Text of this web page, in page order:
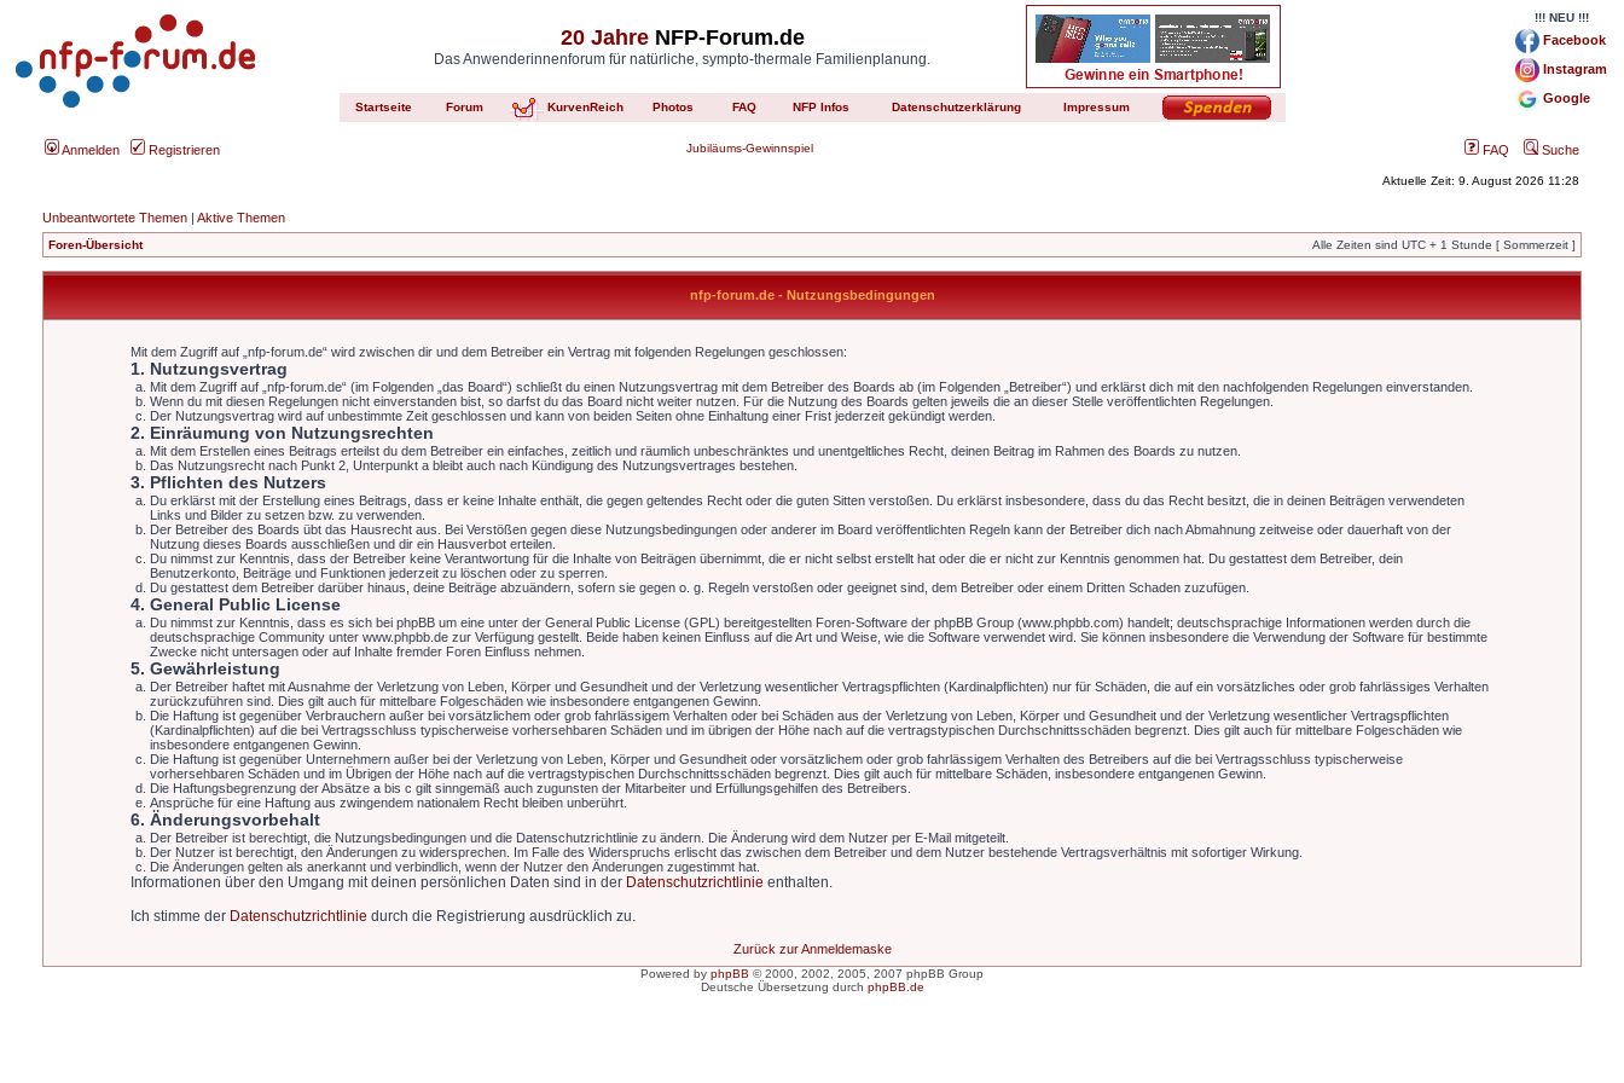
20 JahreNFP-Forum.de
Das Anwenderinnenforum für natürliche, sympto-thermale Familienplanung.
Startseite Forum KurvenReich Photos FAQ NFP Infos Datenschutzerklärung Impressum
!!! NEU !!!
Facebook
Instagram
Google
Anmelden Registrieren Jubiläums-Gewinnspiel FAQ Suche
Aktuelle Zeit: 9. August 2026 11:28
Unbeantwortete Themen | Aktive Themen
Foren-Übersicht Alle Zeiten sind UTC + 1 Stunde [ Sommerzeit ]
nfp-forum.de - Nutzungsbedingungen
Mit dem Zugriff auf „nfp-forum.de“ wird zwischen dir und dem Betreiber ein Vertrag mit folgenden Regelungen geschlossen:
1. Nutzungsvertrag
Mit dem Zugriff auf „nfp-forum.de“ (im Folgenden „das Board“) schließt du einen Nutzungsvertrag mit dem Betreiber des Boards ab (im Folgenden „Betreiber“) und erklärst dich mit den nachfolgenden Regelungen einverstanden.
Wenn du mit diesen Regelungen nicht einverstanden bist, so darfst du das Board nicht weiter nutzen. Für die Nutzung des Boards gelten jeweils die an dieser Stelle veröffentlichten Regelungen.
Der Nutzungsvertrag wird auf unbestimmte Zeit geschlossen und kann von beiden Seiten ohne Einhaltung einer Frist jederzeit gekündigt werden.
2. Einräumung von Nutzungsrechten
Mit dem Erstellen eines Beitrags erteilst du dem Betreiber ein einfaches, zeitlich und räumlich unbeschränktes und unentgeltliches Recht, deinen Beitrag im Rahmen des Boards zu nutzen.
Das Nutzungsrecht nach Punkt 2, Unterpunkt a bleibt auch nach Kündigung des Nutzungsvertrages bestehen.
3. Pflichten des Nutzers
Du erklärst mit der Erstellung eines Beitrags, dass er keine Inhalte enthält, die gegen geltendes Recht oder die guten Sitten verstoßen. Du erklärst insbesondere, dass du das Recht besitzt, die in deinen Beiträgen verwendeten
Links und Bilder zu setzen bzw. zu verwenden.
Der Betreiber des Boards übt das Hausrecht aus. Bei Verstößen gegen diese Nutzungsbedingungen oder anderer im Board veröffentlichten Regeln kann der Betreiber dich nach Abmahnung zeitweise oder dauerhaft von der
Nutzung dieses Boards ausschließen und dir ein Hausverbot erteilen.
Du nimmst zur Kenntnis, dass der Betreiber keine Verantwortung für die Inhalte von Beiträgen übernimmt, die er nicht selbst erstellt hat oder die er nicht zur Kenntnis genommen hat. Du gestattest dem Betreiber, dein
Benutzerkonto, Beiträge und Funktionen jederzeit zu löschen oder zu sperren.
Du gestattest dem Betreiber darüber hinaus, deine Beiträge abzuändern, sofern sie gegen o. g. Regeln verstoßen oder geeignet sind, dem Betreiber oder einem Dritten Schaden zuzufügen.
4. General Public License
Du nimmst zur Kenntnis, dass es sich bei phpBB um eine unter der General Public License (GPL) bereitgestellten Foren-Software der phpBB Group (www.phpbb.com) handelt; deutschsprachige Informationen werden durch die
deutschsprachige Community unter www.phpbb.de zur Verfügung gestellt. Beide haben keinen Einfluss auf die Art und Weise, wie die Software verwendet wird. Sie können insbesondere die Verwendung der Software für bestimmte
Zwecke nicht untersagen oder auf Inhalte fremder Foren Einfluss nehmen.
5. Gewährleistung
Der Betreiber haftet mit Ausnahme der Verletzung von Leben, Körper und Gesundheit und der Verletzung wesentlicher Vertragspflichten (Kardinalpflichten) nur für Schäden, die auf ein vorsätzliches oder grob fahrlässiges Verhalten
zurückzuführen sind. Dies gilt auch für mittelbare Folgeschäden wie insbesondere entgangenen Gewinn.
Die Haftung ist gegenüber Verbrauchern außer bei vorsätzlichem oder grob fahrlässigem Verhalten oder bei Schäden aus der Verletzung von Leben, Körper und Gesundheit und der Verletzung wesentlicher Vertragspflichten
(Kardinalpflichten) auf die bei Vertragsschluss typischerweise vorhersehbaren Schäden und im übrigen der Höhe nach auf die vertragstypischen Durchschnittsschäden begrenzt. Dies gilt auch für mittelbare Folgeschäden wie
insbesondere entgangenen Gewinn.
Die Haftung ist gegenüber Unternehmern außer bei der Verletzung von Leben, Körper und Gesundheit oder vorsätzlichem oder grob fahrlässigem Verhalten des Betreibers auf die bei Vertragsschluss typischerweise
vorhersehbaren Schäden und im Übrigen der Höhe nach auf die vertragstypischen Durchschnittsschäden begrenzt. Dies gilt auch für mittelbare Schäden, insbesondere entgangenen Gewinn.
Die Haftungsbegrenzung der Absätze a bis c gilt sinngemäß auch zugunsten der Mitarbeiter und Erfüllungsgehilfen des Betreibers.
Ansprüche für eine Haftung aus zwingendem nationalem Recht bleiben unberührt.
6. Änderungsvorbehalt
Der Betreiber ist berechtigt, die Nutzungsbedingungen und die Datenschutzrichtlinie zu ändern. Die Änderung wird dem Nutzer per E-Mail mitgeteilt.
Der Nutzer ist berechtigt, den Änderungen zu widersprechen. Im Falle des Widerspruchs erlischt das zwischen dem Betreiber und dem Nutzer bestehende Vertragsverhältnis mit sofortiger Wirkung.
Die Änderungen gelten als anerkannt und verbindlich, wenn der Nutzer den Änderungen zugestimmt hat.
Informationen über den Umgang mit deinen persönlichen Daten sind in der Datenschutzrichtlinie enthalten.
Ich stimme der Datenschutzrichtlinie durch die Registrierung ausdrücklich zu.
Zurück zur Anmeldemaske
Powered by phpBB © 2000, 2002, 2005, 2007 phpBB Group
Deutsche Übersetzung durch phpBB.de